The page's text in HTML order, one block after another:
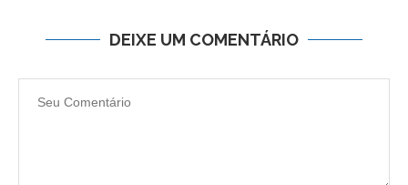
DEIXE UM COMENTÁRIO